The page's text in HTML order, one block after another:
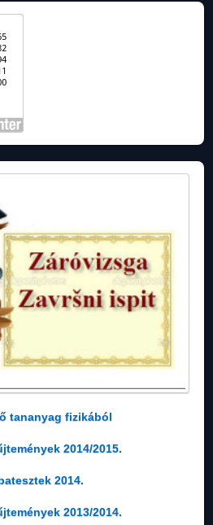
tananyag fizikából
2014/2015.
2014.
2013/2014.